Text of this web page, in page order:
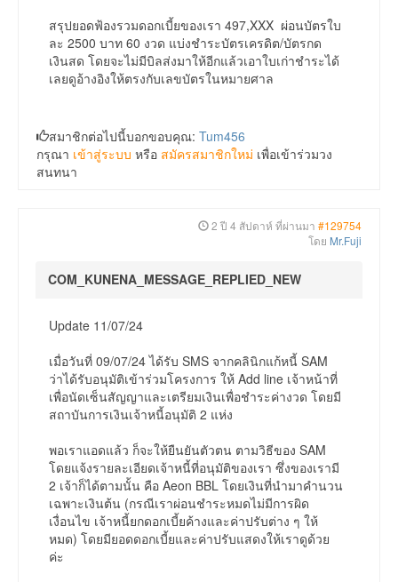
สรุปยอดฟ้องรวมดอกเบี้ยของเรา 497,XXX ผ่อนบัตรใบ
ละ 2500 บาท 60 งวด แบ่งชำระบัตรเครดิต/บัตรกด
เงินสด โดยจะไม่มีบิลส่งมาให้อีกแล้วเอาใบเก่าชำระได้
เลยดูอ้างอิงให้ตรงกับเลขบัตรในหมายศาล
สมาชิกต่อไปนี้บอกขอบคุณ: Tum456
กรุณา เข้าสู่ระบบ หรือ สมัครสมาชิกใหม่ เพื่อเข้าร่วมวง
สนทนา
2 ปี 4 สัปดาห์ ที่ผ่านมา #129754
โดย Mr.Fuji
COM_KUNENA_MESSAGE_REPLIED_NEW
Update 11/07/24
เมื่อวันที่ 09/07/24 ได้รับ SMS จากคลินิกแก้หนี้ SAM
ว่าได้รับอนุมัติเข้าร่วมโครงการ ให้ Add line เจ้าหน้าที่
เพื่อนัดเซ็นสัญญาและเตรียมเงินเพื่อชำระค่างวด โดยมี
สถาบันการเงินเจ้าหนี้อนุมัติ 2 แห่ง
พอเราแอดแล้ว ก็จะให้ยืนยันตัวตน ตามวิธีของ SAM
โดยแจ้งรายละเอียดเจ้าหนี้ที่อนุมัติของเรา ซึ่งของเรามี
2 เจ้าก็ได้ตามนั้น คือ Aeon BBL โดยเงินที่นำมาคำนวน
เฉพาะเงินต้น (กรณีเราผ่อนชำระหมดไม่มีการผิด
เงื่อนไข เจ้าหนี้ยกดอกเบี้ยค้างและค่าปรับต่าง ๆ ให้
หมด) โดยมียอดดอกเบี้ยและค่าปรับแสดงให้เราดูด้วย
ค่ะ